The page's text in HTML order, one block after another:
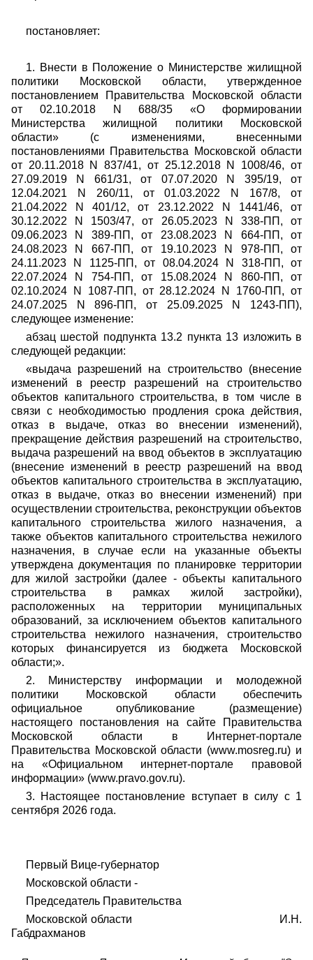
постановляет:
1. Внести в Положение о Министерстве жилищной
политики Московской области, утвержденное
постановлением Правительства Московской области
от 02.10.2018 N 688/35 «О формировании
Министерства жилищной политики Московской
области» (с изменениями, внесенными
постановлениями Правительства Московской области
от 20.11.2018 N 837/41, от 25.12.2018 N 1008/46, от
27.09.2019 N 661/31, от 07.07.2020 N 395/19, от
12.04.2021 N 260/11, от 01.03.2022 N 167/8, от
21.04.2022 N 401/12, от 23.12.2022 N 1441/46, от
30.12.2022 N 1503/47, от 26.05.2023 N 338-ПП, от
09.06.2023 N 389-ПП, от 23.08.2023 N 664-ПП, от
24.08.2023 N 667-ПП, от 19.10.2023 N 978-ПП, от
24.11.2023 N 1125-ПП, от 08.04.2024 N 318-ПП, от
22.07.2024 N 754-ПП, от 15.08.2024 N 860-ПП, от
02.10.2024 N 1087-ПП, от 28.12.2024 N 1760-ПП, от
24.07.2025 N 896-ПП, от 25.09.2025 N 1243-ПП),
следующее изменение:
абзац шестой подпункта 13.2 пункта 13 изложить в
следующей редакции:
«выдача разрешений на строительство (внесение
изменений в реестр разрешений на строительство
объектов капитального строительства, в том числе в
связи с необходимостью продления срока действия,
отказ в выдаче, отказ во внесении изменений),
прекращение действия разрешений на строительство,
выдача разрешений на ввод объектов в эксплуатацию
(внесение изменений в реестр разрешений на ввод
объектов капитального строительства в эксплуатацию,
отказ в выдаче, отказ во внесении изменений) при
осуществлении строительства, реконструкции объектов
капитального строительства жилого назначения, а
также объектов капитального строительства нежилого
назначения, в случае если на указанные объекты
утверждена документация по планировке территории
для жилой застройки (далее - объекты капитального
строительства в рамках жилой застройки),
расположенных на территории муниципальных
образований, за исключением объектов капитального
строительства нежилого назначения, строительство
которых финансируется из бюджета Московской
области;».
2. Министерству информации и молодежной
политики Московской области обеспечить
официальное опубликование (размещение)
настоящего постановления на сайте Правительства
Московской области в Интернет-портале
Правительства Московской области (www.mosreg.ru) и
на «Официальном интернет-портале правовой
информации» (www.pravo.gov.ru).
3. Настоящее постановление вступает в силу с 1
сентября 2026 года.
Первый Вице-губернатор
Московской области -
Председатель Правительства
Московской области И.Н.
Габдрахманов